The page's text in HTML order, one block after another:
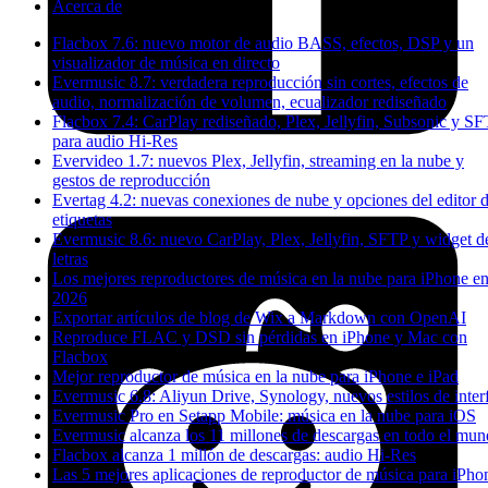
Acerca de
Flacbox 7.6: nuevo motor de audio BASS, efectos, DSP y un
visualizador de música en directo
Evermusic 8.7: verdadera reproducción sin cortes, efectos de
audio, normalización de volumen, ecualizador rediseñado
Flacbox 7.4: CarPlay rediseñado, Plex, Jellyfin, Subsonic y
para audio Hi-Res
Evervideo 1.7: nuevos Plex, Jellyfin, streaming en la nube y
gestos de reproducción
Evertag 4.2: nuevas conexiones de nube y opciones del editor
etiquetas
Evermusic 8.6: nuevo CarPlay, Plex, Jellyfin, SFTP y widget
letras
Los mejores reproductores de música en la nube para iPhone en
2026
Exportar artículos de blog de Wix a Markdown con OpenAI
Reproduce FLAC y DSD sin pérdidas en iPhone y Mac con
Flacbox
Mejor reproductor de música en la nube para iPhone e iPad
Evermusic 6.8: Aliyun Drive, Synology, nuevos estilos de
Evermusic Pro en Setapp Mobile: música en la nube para iOS
Evermusic alcanza los 11 millones de descargas en todo el
Flacbox alcanza 1 millón de descargas: audio Hi-Res
Las 5 mejores aplicaciones de reproductor de música para